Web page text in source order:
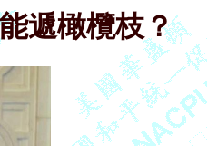
遞橄欖枝？